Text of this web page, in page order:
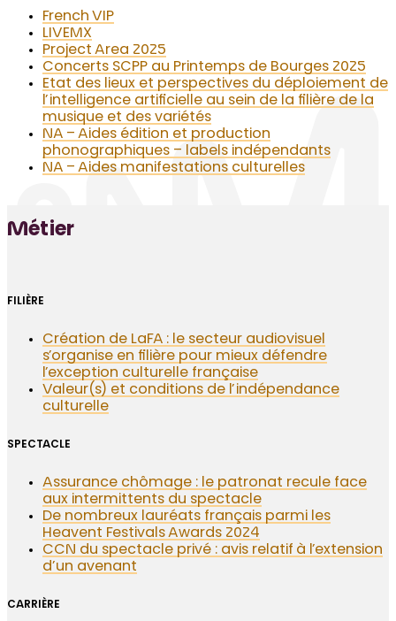
French VIP
LIVEMX
Project Area 2025
Concerts SCPP au Printemps de Bourges 2025
Etat des lieux et perspectives du déploiement de
l’intelligence artificielle au sein de la filière de la
musique et des variétés
NA – Aides édition et production
phonographiques – labels indépendants
NA – Aides manifestations culturelles
Métier
FILIÈRE
Création de LaFA : le secteur audiovisuel
s’organise en filière pour mieux défendre
l’exception culturelle française
Valeur(s) et conditions de l’indépendance
culturelle
SPECTACLE
Assurance chômage : le patronat recule face
aux intermittents du spectacle
De nombreux lauréats français parmi les
Heavent Festivals Awards 2024
CCN du spectacle privé : avis relatif à l’extension
d’un avenant
CARRIÈRE